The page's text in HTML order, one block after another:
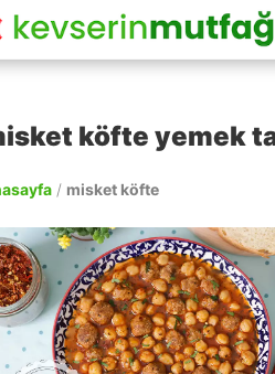
köfte yemek
/ misket köfte